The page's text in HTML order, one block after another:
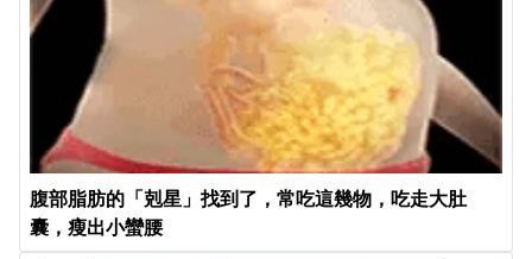
腹部脂肪的「剋星」找到了，常吃這幾物，吃走大肚
囊，瘦出小蠻腰